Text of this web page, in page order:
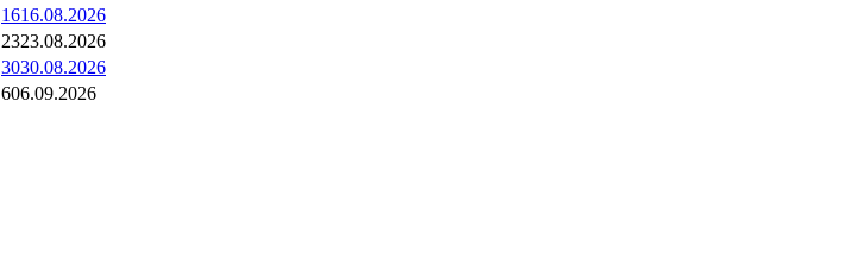
1616.08.2026
2323.08.2026
3030.08.2026
606.09.2026